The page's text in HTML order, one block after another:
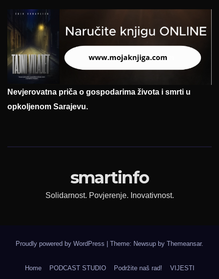
Nevjerovatna priča o gospodarima života i smrti u
opkoljenom Sarajevu.
smartinfo
Solidarnost. Povjerenje. Inovativnost.
Proudly powered by WordPress | Theme: Newsup by Themeansar.
Home PODCAST STUDIO Podržite naš rad! VIJESTI